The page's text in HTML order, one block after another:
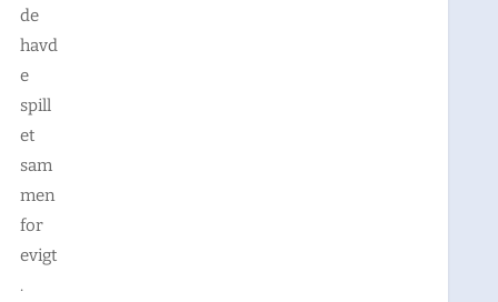
de
havd
e
spill
et
sam
men
for
evigt
.